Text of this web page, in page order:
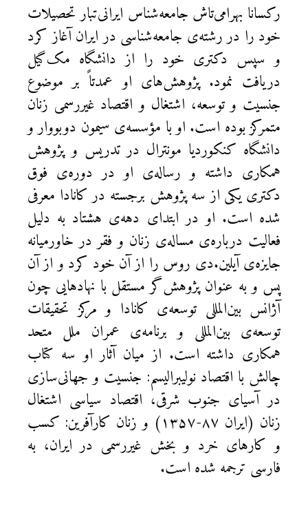
رکسانا بهرامی‌تاش جامعه‌شناس ایرانی‌تبار تحصیلات
خود را در رشته‌ی جامعه‌شناسی در ایران آغاز کرد
و سپس دکتری خود را از دانشگاه مک‌گیل
دریافت نمود. پژوهش‌های او عمدتاً بر موضوع
جنسیت و توسعه، اشتغال و اقتصاد غیررسمی زنان
متمرکز بوده است. او با مؤسسه‌ی سیمون دوبووار و
دانشگاه کنکوردیا مونترال در تدریس و پژوهش
همکاری داشته و رساله‌ی او در دوره‌ی فوق
دکتری یکی از سه پژوهش برجسته در کانادا معرفی
شده است. او در ابتدای دهه‌ی هشتاد به دلیل
فعالیت درباره‌ی مساله‌ی زنان و فقر در خاورمیانه
جایزه‌ی آیلین.دی روس را از آن خود کرد و از آن
پس و به عنوان پژوهش‌گر مستقل با نهادهایی چون
آژانس بین‌المللی توسعه‌ی کانادا و مرکز تحقیقات
توسعه‌ی بین‌المللی و برنامه‌ی عمران ملل متحد
همکاری داشته است. از میان آثار او سه کتاب
چالش با اقتصاد نولیبرالیسم: جنسیت و جهانی‌سازی
در آسیای جنوب شرقی، اقتصاد سیاسی اشتغال
زنان (ایران ۸۷-۱۳۵۷) و زنان کارآفرین: کسب
و کارهای خرد و بخش غیررسمی در ایران، به
فارسی ترجمه شده است.